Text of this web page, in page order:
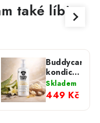
také líbit
Buddycare
kondicionér
pro psy
Vanilla &
Shea
Butter
Skladem
449 Kč